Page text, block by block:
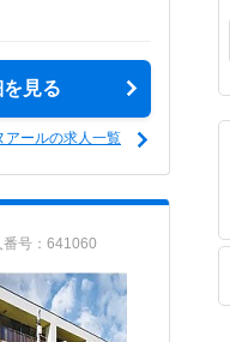
見る
アールの求人一覧
号：641060